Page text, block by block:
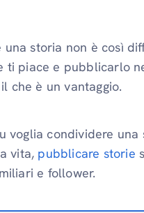
una storia non è così
ti piace e pubblicarlo
che è un vantaggio.
voglia condividere
vita, pubblicare storie
e follower.